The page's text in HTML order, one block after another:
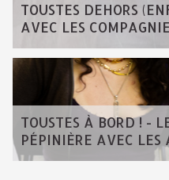
TOUSTES DEHORS
AVEC LES
TOUSTES À BORD ! -
PÉPINIÈRE AVEC LES